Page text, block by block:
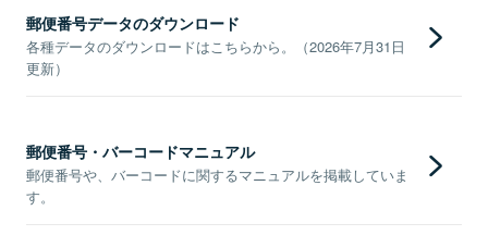
郵便番号データのダウンロード
各種データのダウンロードはこちらから。（2026年7月31日
更新）
郵便番号・バーコードマニュアル
郵便番号や、バーコードに関するマニュアルを掲載していま
す。